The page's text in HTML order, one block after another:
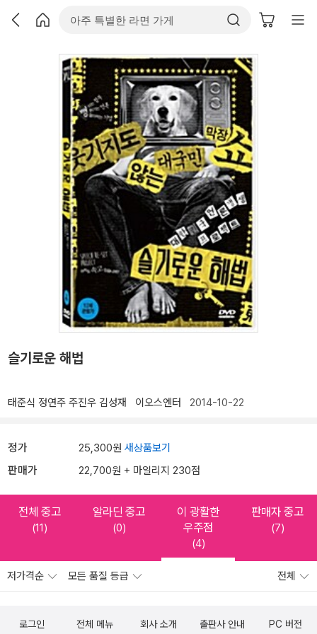
슬기로운 해법
태준식 정연주 주진우 김성재 이오스엔터 2014-10-22
정가 25,300원 새상품보기
판매가 22,700원 + 마일리지 230점
전체 중고
(11)
알라딘 중고
(0)
이 광활한
우주점
(4)
판매자 중고
(7)
저가격순 모든 품질 등급 전체
로그인 전체 메뉴 회사 소개 출판사 안내 PC 버전